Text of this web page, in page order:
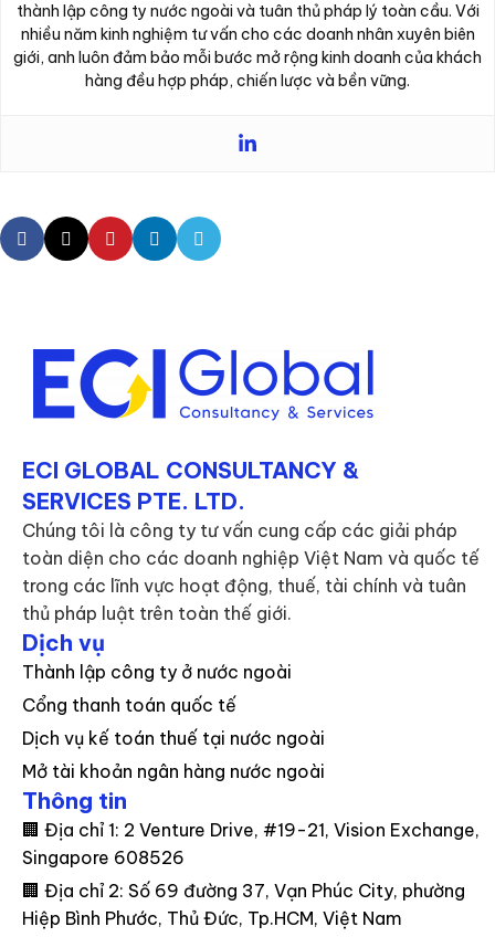
thành lập công ty nước ngoài và tuân thủ pháp lý toàn cầu. Với
nhiều năm kinh nghiệm tư vấn cho các doanh nhân xuyên biên
giới, anh luôn đảm bảo mỗi bước mở rộng kinh doanh của khách
hàng đều hợp pháp, chiến lược và bền vững.
ECI GLOBAL CONSULTANCY &
SERVICES PTE. LTD.
Chúng tôi là công ty tư vấn cung cấp các giải pháp
toàn diện cho các doanh nghiệp Việt Nam và quốc tế
trong các lĩnh vực hoạt động, thuế, tài chính và tuân
thủ pháp luật trên toàn thế giới.
Dịch vụ
Thành lập công ty ở nước ngoài
Cổng thanh toán quốc tế
Dịch vụ kế toán thuế tại nước ngoài
Mở tài khoản ngân hàng nước ngoài
Thông tin
🏢 Địa chỉ 1: 2 Venture Drive, #19-21, Vision Exchange,
Singapore 608526
🏢 Địa chỉ 2: Số 69 đường 37, Vạn Phúc City, phường
Hiệp Bình Phước, Thủ Đức, Tp.HCM, Việt Nam